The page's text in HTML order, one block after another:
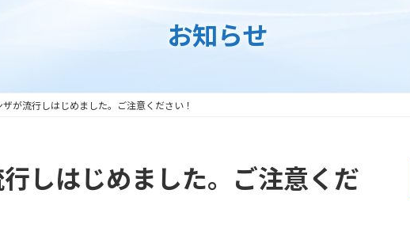
お知らせ
が流行しはじめました。ご注意ください！
しはじめました。ご注意くだ